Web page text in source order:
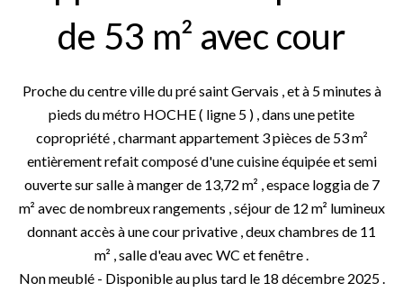
de 53 m² avec cour
Proche du centre ville du pré saint Gervais , et à 5 minutes à
pieds du métro HOCHE ( ligne 5 ) , dans une petite
copropriété , charmant appartement 3 pièces de 53 m²
entièrement refait composé d'une cuisine équipée et semi
ouverte sur salle à manger de 13,72 m² , espace loggia de 7
m² avec de nombreux rangements , séjour de 12 m² lumineux
donnant accès à une cour privative , deux chambres de 11
m² , salle d'eau avec WC et fenêtre .
Non meublé - Disponible au plus tard le 18 décembre 2025 .